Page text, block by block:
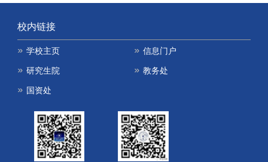
校内链接
学校主页 信息门户
研究生院 教务处
国资处